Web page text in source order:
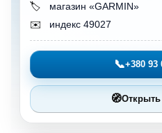
🏷️
магазин «GARMIN»
✉️
индекс 49027
📞+380 93
🧭Открыть